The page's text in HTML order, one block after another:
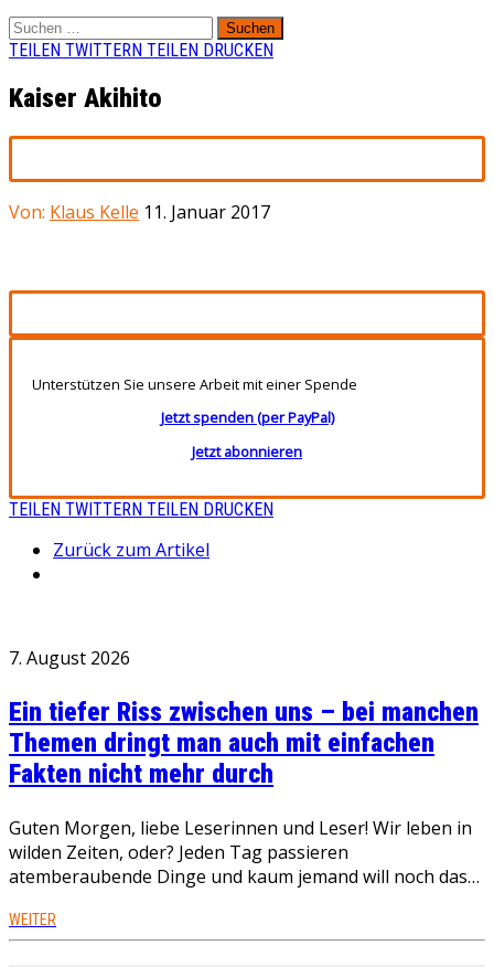
Suchen
nach:
TEILEN TWITTERN TEILEN DRUCKEN
Kaiser Akihito
Von: Klaus Kelle 11. Januar 2017
Unterstützen Sie unsere Arbeit mit einer Spende
Jetzt spenden (per PayPal)
Jetzt abonnieren
TEILEN TWITTERN TEILEN DRUCKEN
Zurück zum Artikel
7. August 2026
Ein tiefer Riss zwischen uns – bei manchen
Themen dringt man auch mit einfachen
Fakten nicht mehr durch
Guten Morgen, liebe Leserinnen und Leser! Wir leben in
wilden Zeiten, oder? Jeden Tag passieren
atemberaubende Dinge und kaum jemand will noch das…
WEITER